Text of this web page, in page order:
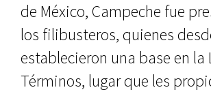
de México, Campeche fue
los filibusteros, quienes
establecieron una base en la
Términos, lugar que les